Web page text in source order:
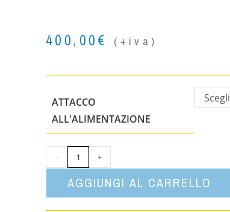
400,00€ (+iva)
ATTACCO
ALL'ALIMENTAZIONE
Scegli
- +
AGGIUNGI AL CARRELLO